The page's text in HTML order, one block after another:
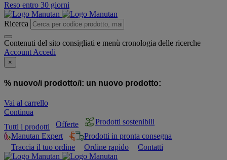
Reso entro 30 giorni
Ricerca
Contenuti del sito consigliati e menù cronologia delle ricerche
Account Accedi
×
% nuovo/i prodotto/i: un nuovo prodotto:
Vai al carrello
Continua
Tutti i prodotti
Offerte
Prodotti sostenibili
Manutan Expert
Prodotti in pronta consegna
Traccia il tuo ordine
Ordine rapido Contatti